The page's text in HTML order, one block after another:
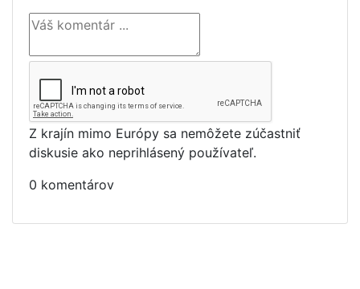
Z krajín mimo Európy sa nemôžete zúčastniť
diskusie ako neprihlásený používateľ.
0 komentárov